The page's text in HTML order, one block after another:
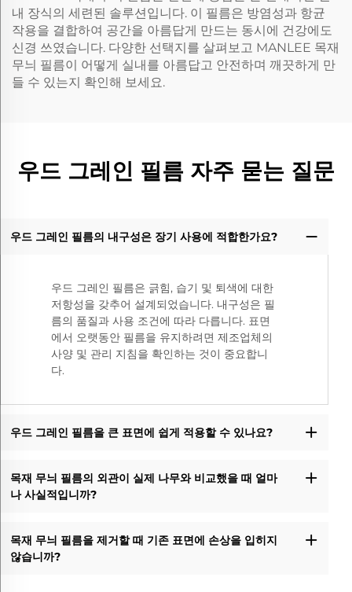
내 장식의 세련된 솔루션입니다. 이 필름은 방염성과 항균
작용을 결합하여 공간을 아름답게 만드는 동시에 건강에도
신경 쓰였습니다. 다양한 선택지를 살펴보고 MANLEE 목재
무늬 필름이 어떻게 실내를 아름답고 안전하며 깨끗하게 만
들 수 있는지 확인해 보세요.
우드 그레인 필름 자주 묻는 질문
우드 그레인 필름의 내구성은 장기 사용에 적합한가요?
우드 그레인 필름은 긁힘, 습기 및 퇴색에 대한
저항성을 갖추어 설계되었습니다. 내구성은 필
름의 품질과 사용 조건에 따라 다릅니다. 표면
에서 오랫동안 필름을 유지하려면 제조업체의
사양 및 관리 지침을 확인하는 것이 중요합니
다.
우드 그레인 필름을 큰 표면에 쉽게 적용할 수 있나요?
목재 무늬 필름의 외관이 실제 나무와 비교했을 때 얼마
나 사실적입니까?
목재 무늬 필름을 제거할 때 기존 표면에 손상을 입히지
않습니까?